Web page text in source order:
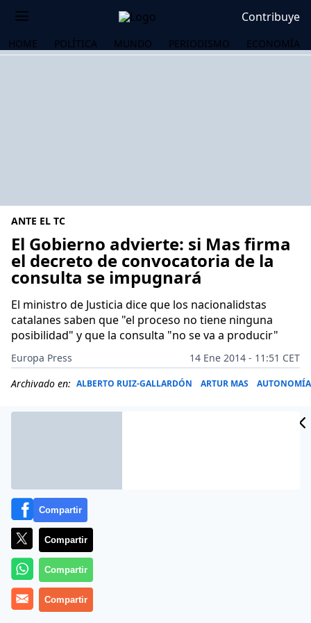
Contribuye
HOME POLÍTICA MUNDO PERIODISMO ECONOMÍA
ANTE EL TC
El Gobierno advierte: si Mas firma
el decreto de convocatoria de la
consulta se impugnará
El ministro de Justicia dice que los nacionalidstas
catalanes saben que "el proceso no tiene ninguna
posibilidad" y que la consulta "no se va a producir"
Europa Press
14 Ene 2014 - 11:51 CET
Archivado en: ALBERTO RUIZ-GALLARDÓN ARTUR MAS
El ministro de Justicia, Alberto Ruiz-Gallardón, ha
Compartir
Compartir
Compartir
Compartir